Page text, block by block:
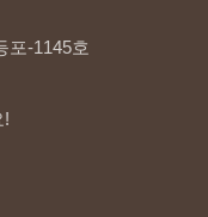
포-1145호
!